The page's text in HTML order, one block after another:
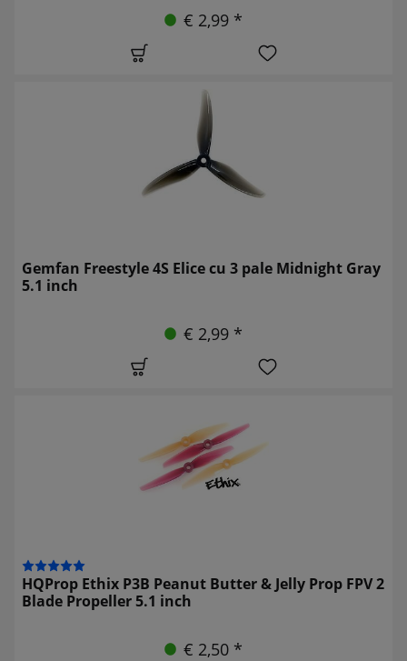
€ 2,99 *
Gemfan Freestyle 4S Elice cu 3 pale Midnight Gray
5.1 inch
€ 2,99 *
HQProp Ethix P3B Peanut Butter & Jelly Prop FPV 2
Blade Propeller 5.1 inch
€ 2,50 *